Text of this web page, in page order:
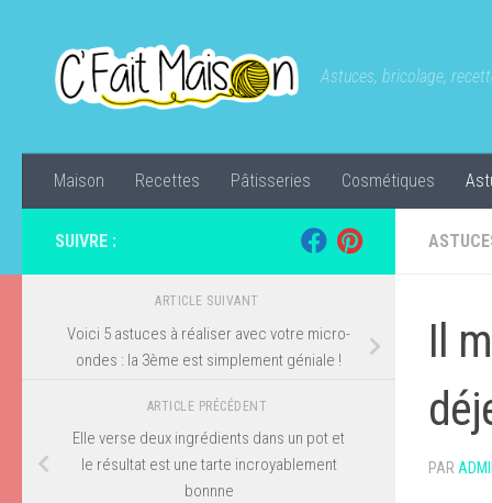
Astuces, bricolage,
Maison Recettes Pâtisseries Cosmétiques
Il
PAR
SUIVRE :
ARTICLE SUIVANT
Voici 5 astuces à réaliser avec votre micro-
ondes : la 3ème est simplement géniale !
ARTICLE PRÉCÉDENT
Elle verse deux ingrédients dans un pot et
le résultat est une tarte incroyablement
bonnne